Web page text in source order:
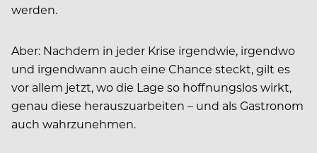
werden.
Aber: Nachdem in jeder Krise irgendwie, irgendwo
und irgendwann auch eine Chance steckt, gilt es
vor allem jetzt, wo die Lage so hoffnungslos wirkt,
genau diese herauszuarbeiten – und als Gastronom
auch wahrzunehmen.